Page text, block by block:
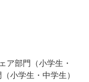
ア部門（小学生・
小学生・中学生）